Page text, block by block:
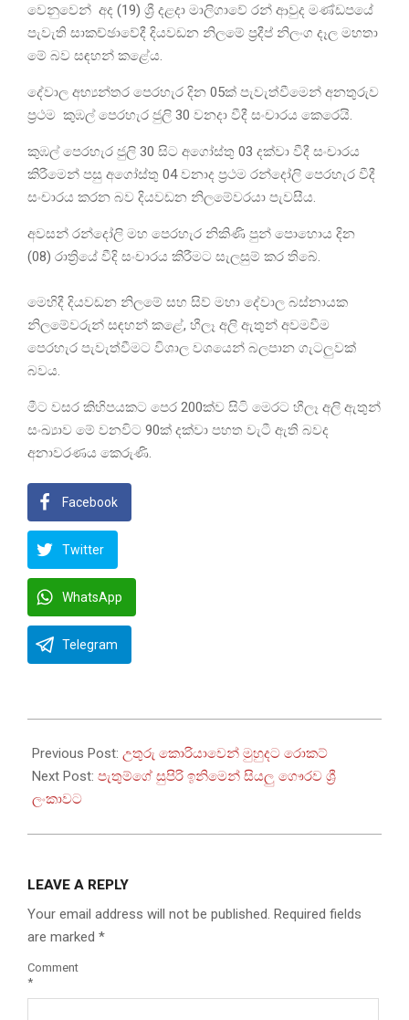
වෙනුවෙන් අද (19) ශ්‍රී දළදා මාලිගාවේ රන් ආවුද මණ්ඩපයේ
පැවැති සාකච්ඡාවේදී දියවඩන නිලමේ ප්‍රදීප් නිලංග දෑල මහතා
මේ බව සඳහන් කළේය.
දේවාල අභ්‍යන්තර පෙරහැර දින 05ක් පැවැත්වීමෙන් අනතුරුව
ප්‍රථම කුඹල් පෙරහැර ජුලි 30 වනදා වීදී සංචාරය කෙරෙයි.
කුඹල් පෙරහැර ජුලි 30 සිට අගෝස්තු 03 දක්වා වීදී සංචාරය
කිරීමෙන් පසු අගෝස්තු 04 වනාද ප්‍රථම රන්දෝලි පෙරහැර වීදී
සංචාරය කරන බව දියවඩන නිලමේවරයා පැවසීය.
අවසන් රන්දෝලි මහ පෙරහැර නිකිණි පුන් පොහොය දින
(08) රාත්‍රියේ වීදි සංචාරය කිරීමට සැලසුම් කර තිබේ.
මෙහිදී දියවඩන නිලමේ සහ සිව් මහා දේවාල බස්නායක
නිලමේවරුන් සඳහන් කළේ, හීලෑ අලි ඇතුන් අවමවීම
පෙරහැර පැවැත්වීමට විශාල වශයෙන් බලපාන ගැටලුවක්
බවය.
මීට වසර කිහිපයකට පෙර 200ක්ව සිටි මෙරට හීලෑ අලි ඇතුන්
සංඛ්‍යාව මේ වනවිට 90ක් දක්වා පහත වැටී ඇති බවද
අනාවරණය කෙරුණි.
Facebook
Twitter
WhatsApp
Telegram
06-
19
Previous Post: උතුරු කොරියාවෙන් මුහුදට රොකට්
Next Post: පැතුම්ගේ සුපිරි ඉනිමෙන් සියලු ගෞරව ශ්‍රී
ලංකාවට
LEAVE A REPLY
Your email address will not be published. Required fields
are marked *
Comment
*